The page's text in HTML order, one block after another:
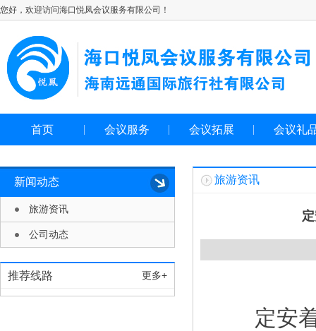
您好，欢迎访问海口悦凤会议服务有限公司！
首页 会议服务 会议拓展 会议礼
新闻动态
旅游资讯
公司动态
推荐线路 更多+
旅游资讯
定安着